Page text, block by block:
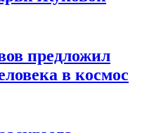
предложил
в космос